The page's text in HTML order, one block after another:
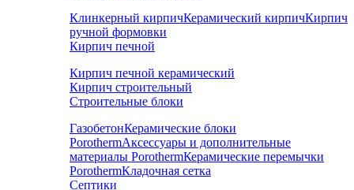
Клинкерный кирпичКерамический кирпичКирпич
ручной формовки
Кирпич печной
Кирпич печной керамический
Кирпич строительный
Строительные блоки
ГазобетонКерамические блоки
PorothermАксессуары и дополнительные
материалы PorothermКерамические перемычки
PorothermКладочная сетка
Септики